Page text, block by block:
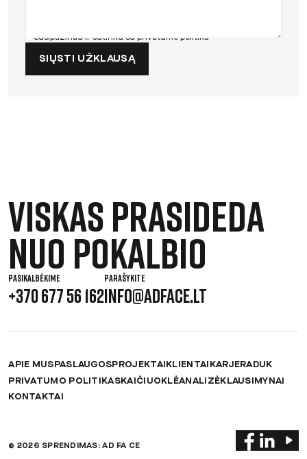
Susipažinau ir sutinku suprivatumo politika
SIŲSTI UŽKLAUSĄ
Viskas prasideda
nuo pokalbio
PASIKALBĖKIME
+370 677 56 162
PARAŠYKITE
INFO@ADFACE.LT
APIE MUSPASLAUGOSPROJEKTAIKLIENTAI KARJERADUK
PRIVATUMO POLITIKASKAIČIUOKLĖANALIZĖKLAUSIMYNAI
KONTAKTAI
© 2026 SPRENDIMAS: AD FA CE